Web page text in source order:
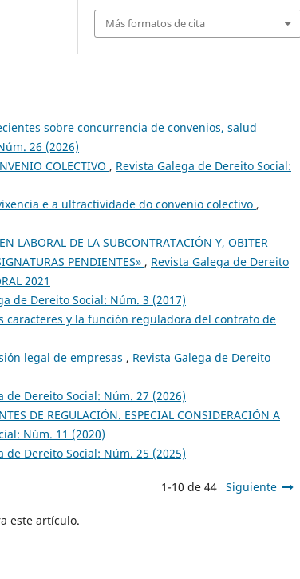
Más formatos de cita
sobre concurrencia de convenios, salud
26 (2026)
COLECTIVO , Revista Galega de Dereito Social:
e a ultractividade do convenio colectivo ,
LABORAL DE LA SUBCONTRATACIÓN Y, OBITER
PENDIENTES» , Revista Galega de Dereito
2021
de Dereito Social: Núm. 3 (2017)
caracteres y la función reguladora del contrato de
legal de empresas , Revista Galega de Dereito
de Dereito Social: Núm. 27 (2026)
DE REGULACIÓN. ESPECIAL CONSIDERACIÓN A
Núm. 11 (2020)
de Dereito Social: Núm. 25 (2025)
1-10 de 44 Siguiente
este artículo.